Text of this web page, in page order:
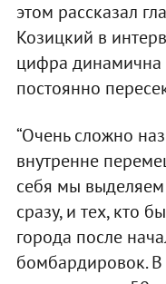
этом рассказал
Козицкий в
цифра динамична
постоянно
“Очень сложно
внутренне
себя мы выделяем
сразу, и тех, кто
города после
бомбардировок.